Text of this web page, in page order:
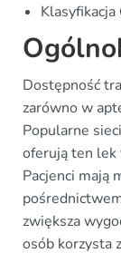
Klasyfikacja
Dostępność
zarówno w
Popularne
oferują ten lek
Pacjenci mają
zwiększa
osób korzysta